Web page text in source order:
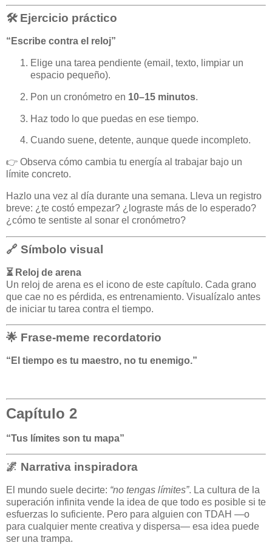
🛠️ Ejercicio práctico
“Escribe contra el reloj”
Elige una tarea pendiente (email, texto, limpiar un
espacio pequeño).
Pon un cronómetro en 10–15 minutos.
Haz todo lo que puedas en ese tiempo.
Cuando suene, detente, aunque quede incompleto.
👉 Observa cómo cambia tu energía al trabajar bajo un
límite concreto.
Hazlo una vez al día durante una semana. Lleva un registro
breve: ¿te costó empezar? ¿lograste más de lo esperado?
¿cómo te sentiste al sonar el cronómetro?
🔗 Símbolo visual
⏳ Reloj de arena
Un reloj de arena es el icono de este capítulo. Cada grano
que cae no es pérdida, es entrenamiento. Visualízalo antes
de iniciar tu tarea contra el tiempo.
🌟 Frase-meme recordatorio
“El tiempo es tu maestro, no tu enemigo.”
Capítulo 2
“Tus límites son tu mapa”
🌌 Narrativa inspiradora
El mundo suele decirte: “no tengas límites”. La cultura de la
superación infinita vende la idea de que todo es posible si te
esfuerzas lo suficiente. Pero para alguien con TDAH —o
para cualquier mente creativa y dispersa— esa idea puede
ser una trampa.